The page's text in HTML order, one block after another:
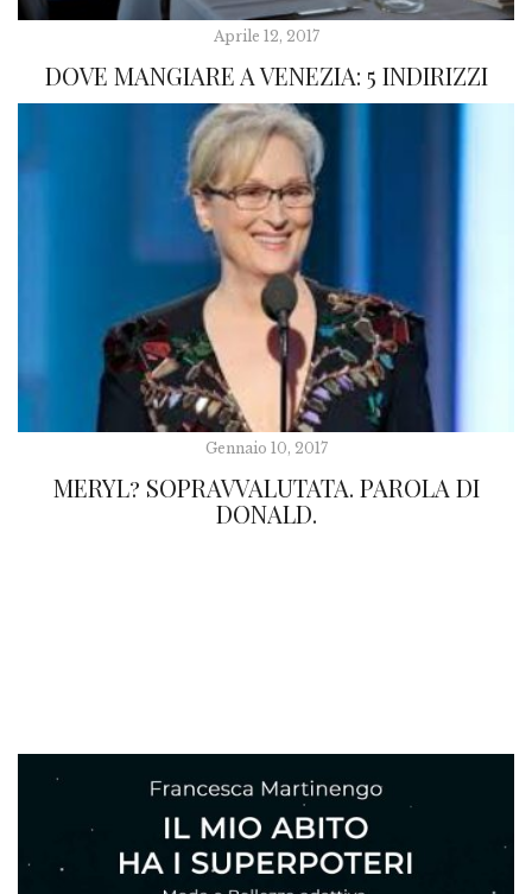
Aprile 12, 2017
DOVE MANGIARE A VENEZIA: 5 INDIRIZZI
Gennaio 10, 2017
MERYL? SOPRAVVALUTATA. PAROLA DI
DONALD.